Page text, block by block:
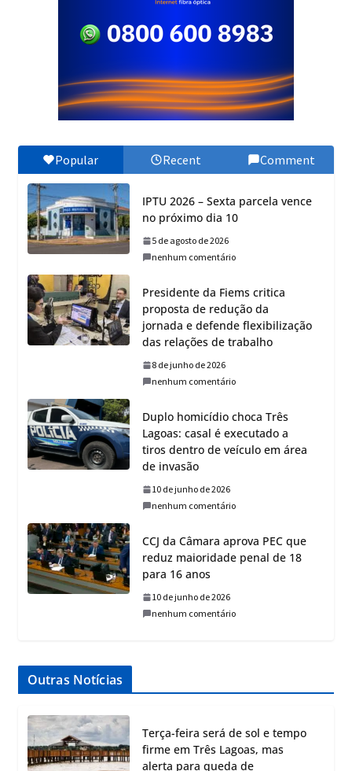
Popular Recent Comment
IPTU 2026 – Sexta parcela vence
no próximo dia 10
5 de agosto de 2026
nenhum comentário
Presidente da Fiems critica
proposta de redução da
jornada e defende flexibilização
das relações de trabalho
8 de junho de 2026
nenhum comentário
Duplo homicídio choca Três
Lagoas: casal é executado a
tiros dentro de veículo em área
de invasão
10 de junho de 2026
nenhum comentário
CCJ da Câmara aprova PEC que
reduz maioridade penal de 18
para 16 anos
10 de junho de 2026
nenhum comentário
Outras Notícias
Terça-feira será de sol e tempo
firme em Três Lagoas, mas
alerta para queda de